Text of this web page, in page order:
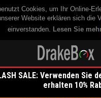
Cookies, um Ihr Online-
Website erklären sich die
einverstanden. Lesen Sie
SALE: Verwenden Sie
erhalten 10%